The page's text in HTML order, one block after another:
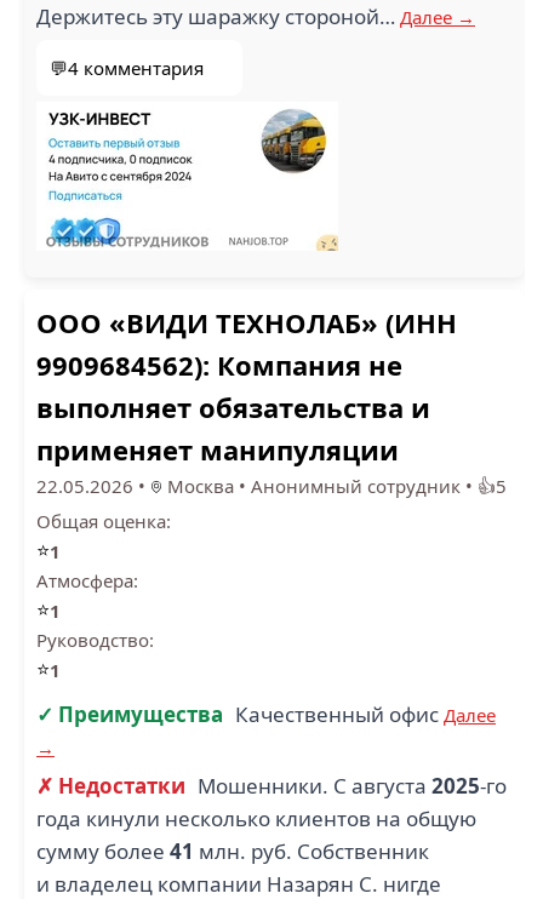
Держитесь эту шаражку стороной… Далее →
💬4 комментария
ООО «ВИДИ ТЕХНОЛАБ» (ИНН
9909684562): Компания не
выполняет обязательства и
применяет манипуляции
22.05.2026 • Москва • Анонимный сотрудник • 👍5
Общая оценка:
⭐1
Атмосфера:
⭐1
Руководство:
⭐1
✓ Преимущества Качественный офис Далее
→
✗ Недостатки Мошенники. С августа 2025-го
года кинули несколько клиентов на общую
сумму более 41 млн. руб. Собственник
и владелец компании Назарян С. нигде